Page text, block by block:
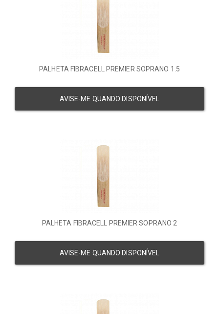
PALHETA FIBRACELL PREMIER SOPRANO 1.5
AVISE-ME QUANDO DISPONÍVEL
PALHETA FIBRACELL PREMIER SOPRANO 2
AVISE-ME QUANDO DISPONÍVEL